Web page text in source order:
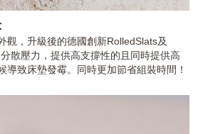
觀，升級後的德國創新RolledSlats及
散壓力，提供高支撐性的且同時提供高
導致床墊發霉。同時更加節省組裝時間！